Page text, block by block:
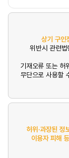
상기 구인
위반시 관련
기재오류 또는 허
무단으로 사용할
허위·과장된 정
이용자 피해